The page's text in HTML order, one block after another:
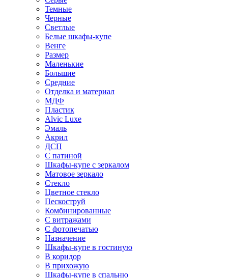
Темные
Черные
Светлые
Белые шкафы-купе
Венге
Размер
Маленькие
Большие
Средние
Отделка и материал
МДФ
Пластик
Alvic Luxe
Эмаль
Акрил
ДСП
С патиной
Шкафы-купе с зеркалом
Матовое зеркало
Стекло
Цветное стекло
Пескоструй
Комбинированные
С витражами
С фотопечатью
Назначение
Шкафы-купе в гостиную
В коридор
В прихожую
Шкафы-купе в спальню